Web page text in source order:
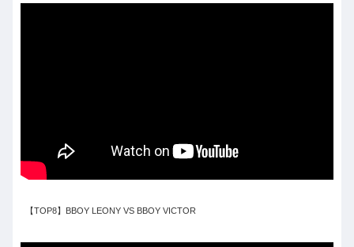
【TOP8】BBOY LEONY VS BBOY VICTOR